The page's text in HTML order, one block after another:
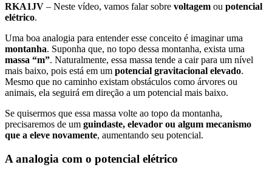
RKA1JV – Neste vídeo, vamos falar sobre voltagem ou potencial
elétrico.
Uma boa analogia para entender esse conceito é imaginar uma
montanha. Suponha que, no topo dessa montanha, exista uma
massa “m”. Naturalmente, essa massa tende a cair para um nível
mais baixo, pois está em um potencial gravitacional elevado.
Mesmo que no caminho existam obstáculos como árvores ou
animais, ela seguirá em direção a um potencial mais baixo.
Se quisermos que essa massa volte ao topo da montanha,
precisaremos de um guindaste, elevador ou algum mecanismo
que a eleve novamente, aumentando seu potencial.
A analogia com o potencial elétrico